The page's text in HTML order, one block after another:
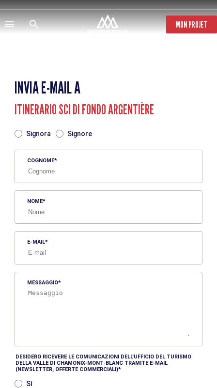
Salta
al
contenuto
principale
MON PROJET
INVIA E-MAIL A
ITINERARIO SCI DI FONDO ARGENTIÈRE
Signora Signore
COGNOME
NOME
E-MAIL
MESSAGGIO
DESIDERO RICEVERE LE COMUNICAZIONI DELL’UFFICIO DEL TURISMO
DELLA VALLE DI CHAMONIX-MONT-BLANC TRAMITE E-MAIL
(NEWSLETTER, OFFERTE COMMERCIALI)
Sì